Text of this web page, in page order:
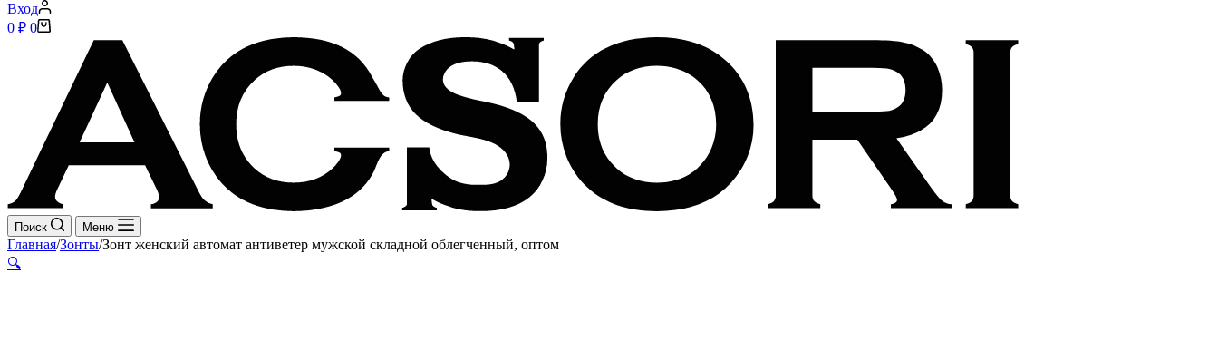
Вход
Корзина
0 ₽ 0
Поиск Меню
Главная/Зонты/Зонт женский автомат антиветер мужской складной облегченный, оптом
🔍